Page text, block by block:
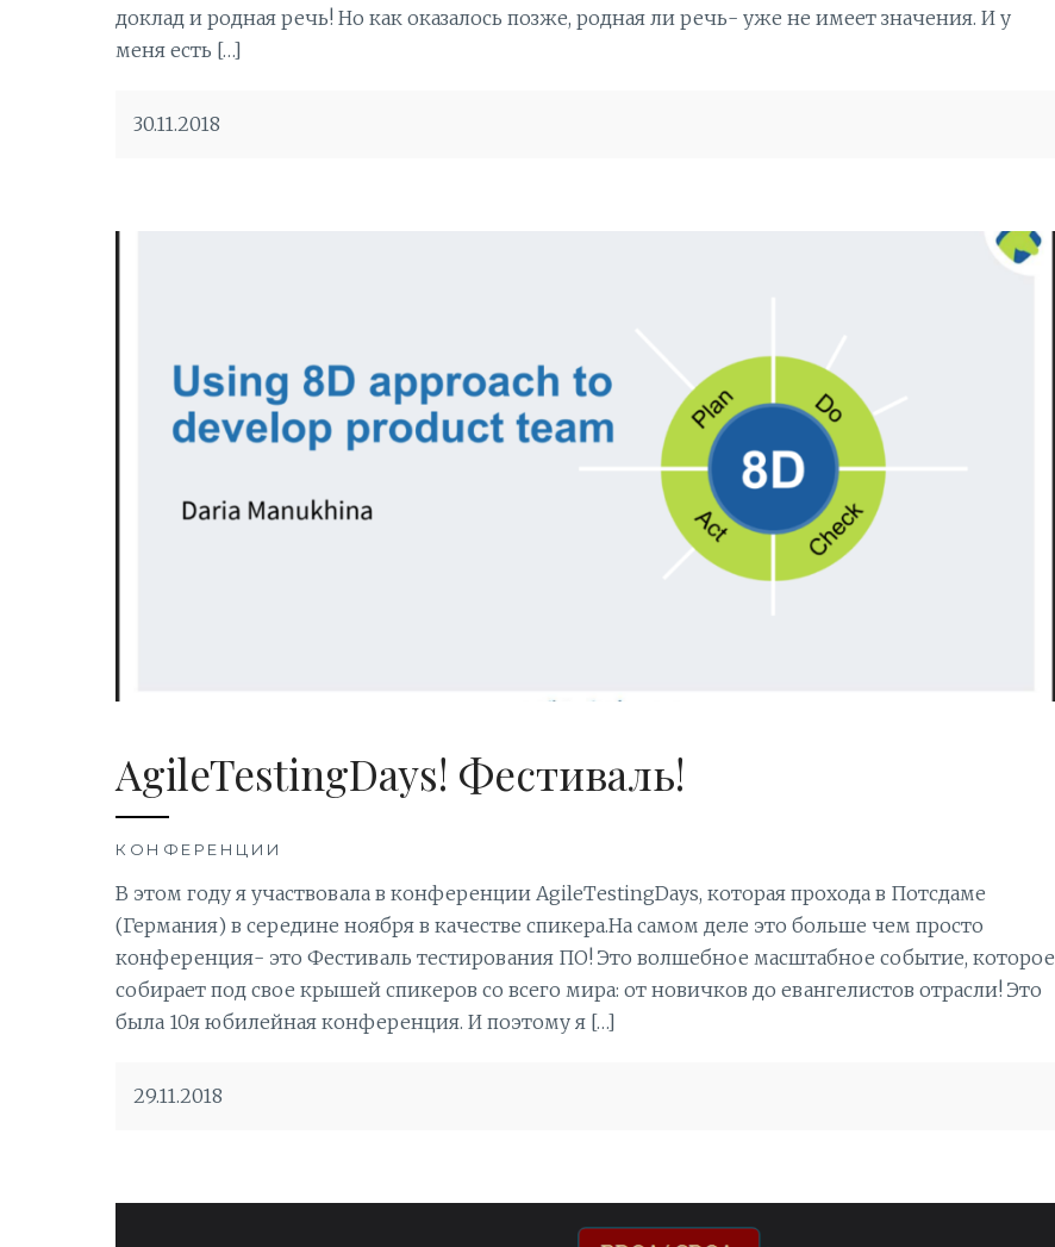
доклад и родная речь! Но как оказалось позже, родная ли речь- уже не имеет значения. И у
меня есть […]
30.11.2018
AgileTestingDays! Фестиваль!
КОНФЕРЕНЦИИ
В этом году я участвовала в конференции AgileTestingDays, которая прохода в Потсдаме
(Германия) в середине ноября в качестве спикера.На самом деле это больше чем просто
конференция- это Фестиваль тестирования ПО! Это волшебное масштабное событие, которое
собирает под свое крышей спикеров со всего мира: от новичков до евангелистов отрасли! Это
была 10я юбилейная конференция. И поэтому я […]
29.11.2018